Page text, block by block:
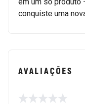
conquiste uma
AVALIAÇÕES